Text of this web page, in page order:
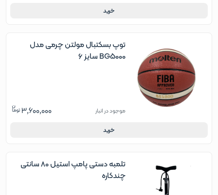
خرید
توپ بسکتبال مولتن چرمی مدل
BG5000 سایز 6
موجود در انبار 3,600,000
خرید
تلمبه دستی پامپ استیل 80 سانتی
چندکاره